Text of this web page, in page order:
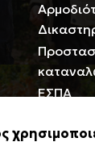
ΕΣΠΑ